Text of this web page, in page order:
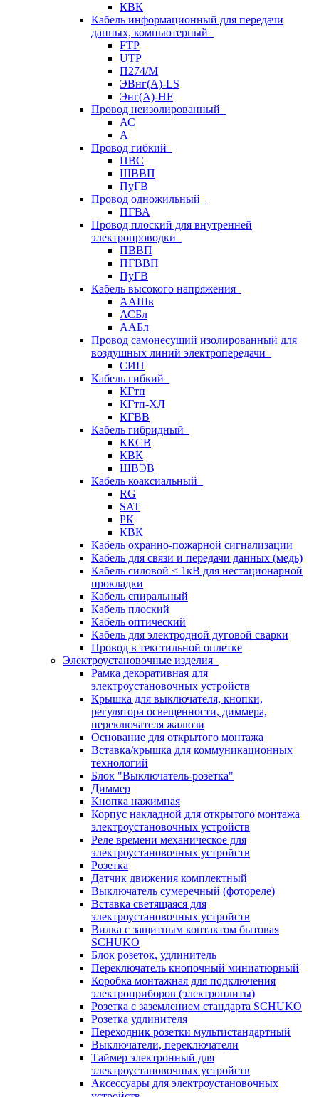
КВК
Кабель информационный для передачи
данных, компьютерный
FTP
UTP
П274/М
ЭВнг(А)-LS
Энг(А)-HF
Провод неизолированный
АС
А
Провод гибкий
ПВС
ШВВП
ПуГВ
Провод одножильный
ПГВА
Провод плоский для внутренней
электропроводки
ПВВП
ПГВВП
ПуГВ
Кабель высокого напряжения
ААШв
АСБл
ААБл
Провод самонесущий изолированный для
воздушных линий электропередачи
СИП
Кабель гибкий
КГтп
КГтп-ХЛ
КГВВ
Кабель гибридный
ККСВ
КВК
ШВЭВ
Кабель коаксиальный
RG
SAT
РК
КВК
Кабель охранно-пожарной сигнализации
Кабель для связи и передачи данных (медь)
Кабель силовой < 1кВ для нестационарной
прокладки
Кабель спиральный
Кабель плоский
Кабель оптический
Кабель для электродной дуговой сварки
Провод в текстильной оплетке
Электроустановочные изделия
Рамка декоративная для
электроустановочных устройств
Крышка для выключателя, кнопки,
регулятора освещенности, диммера,
переключателя жалюзи
Основание для открытого монтажа
Вставка/крышка для коммуникационных
технологий
Блок "Выключатель-розетка"
Диммер
Кнопка нажимная
Корпус накладной для открытого монтажа
электроустановочных устройств
Реле времени механическое для
электроустановочных устройств
Розетка
Датчик движения комплектный
Выключатель сумеречный (фотореле)
Вставка светящаяся для
электроустановочных устройств
Вилка с защитным контактом бытовая
SCHUKO
Блок розеток, удлинитель
Переключатель кнопочный миниатюрный
Коробка монтажная для подключения
электроприборов (электроплиты)
Розетка с заземлением стандарта SCHUKO
Розетка удлинителя
Переходник розетки мультистандартный
Выключатели, переключатели
Таймер электронный для
электроустановочных устройств
Аксессуары для электроустановочных